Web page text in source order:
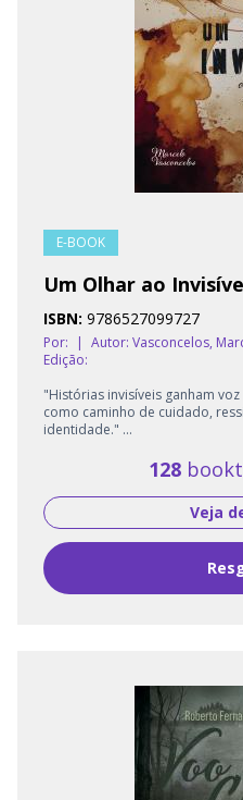
E-BOOK
Um Olhar ao
ISBN: 9786527099727
Por: Autor: Vasconcelos,
Edição:
"Histórias invisíveis ganham
como caminho de cuidado,
identidade." ...
128
Veja